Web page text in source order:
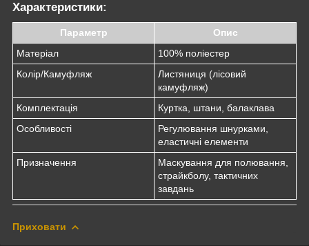
Характеристики:
Параметр
Опис
Матеріал
100% поліестер
Колір/Камуфляж
Листяниця (лісовий
камуфляж)
Комплектація
Куртка, штани, балаклава
Особливості
Регулювання шнурками,
еластичні елементи
Призначення
Маскування для полювання,
страйкболу, тактичних
завдань
Приховати